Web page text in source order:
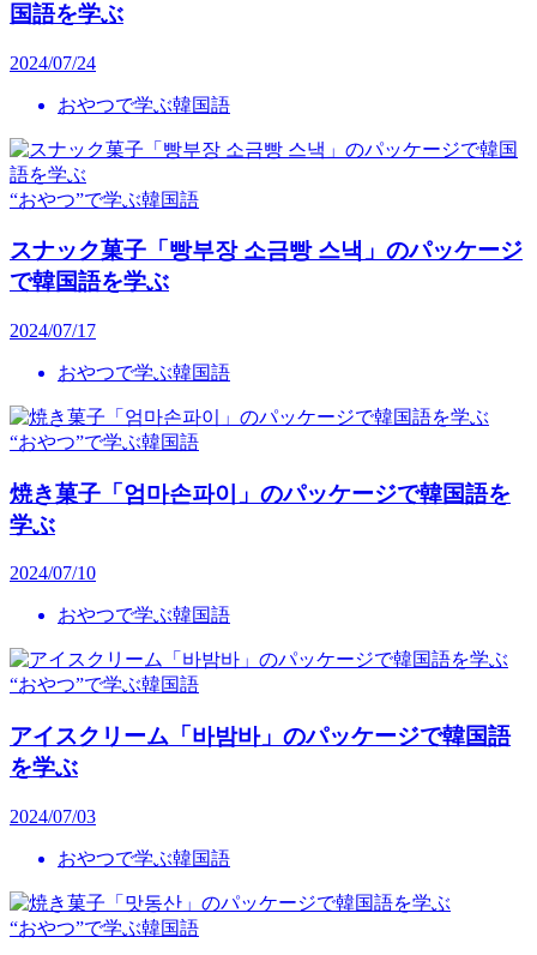
国語を学ぶ
2024/07/24
おやつで学ぶ韓国語
“おやつ”で学ぶ韓国語
スナック菓子「빵부장 소금빵 스낵」のパッケージ
で韓国語を学ぶ
2024/07/17
おやつで学ぶ韓国語
“おやつ”で学ぶ韓国語
焼き菓子「엄마손파이」のパッケージで韓国語を
学ぶ
2024/07/10
おやつで学ぶ韓国語
“おやつ”で学ぶ韓国語
アイスクリーム「바밤바」のパッケージで韓国語
を学ぶ
2024/07/03
おやつで学ぶ韓国語
“おやつ”で学ぶ韓国語